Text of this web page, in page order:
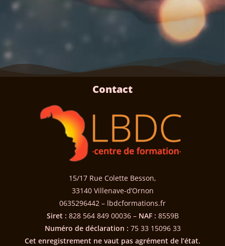
Contact
15/17 Rue Colette Besson,
33140 Villenave-d’Ornon
0635296442 – lbdcformations.fr
Siret : 828 564 849 00036 – NAF : 8559B
Numéro de déclaration : 75 33 15096 33
Cet enregistrement ne vaut pas agrément de l’état.